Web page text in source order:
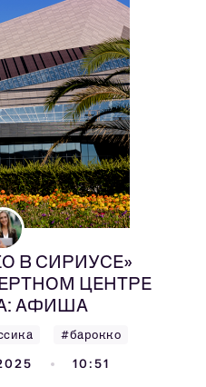
В СИРИУСЕ»
ЦЕНТРЕ
АФИША
#барокко
10:51